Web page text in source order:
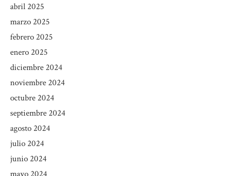
abril 2025
marzo 2025
febrero 2025
enero 2025
diciembre 2024
noviembre 2024
octubre 2024
septiembre 2024
agosto 2024
julio 2024
junio 2024